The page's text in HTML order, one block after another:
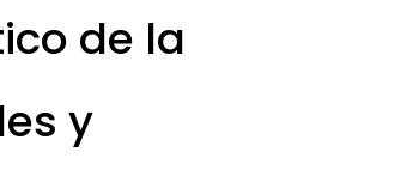
de la
y